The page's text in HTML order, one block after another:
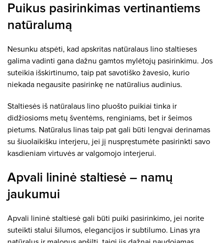
Puikus pasirinkimas vertinantiems
natūralumą
Nesunku atspėti, kad apskritas natūralaus lino staltieses
galima vadinti gana dažnu gamtos mylėtojų pasirinkimu. Jos
suteikia išskirtinumo, taip pat savotiško žavesio, kurio
niekada negausite pasirinkę ne natūralius audinius.
Staltiesės iš natūralaus lino pluošto puikiai tinka ir
didžiosioms metų šventėms, renginiams, bet ir šeimos
pietums. Natūralus linas taip pat gali būti lengvai derinamas
su šiuolaikišku interjeru, jei jį nuspręstumėte pasirinkti savo
kasdieniam virtuvės ar valgomojo interjerui.
Apvali lininė staltiesė – namų
jaukumui
Apvali lininė staltiesė gali būti puiki pasirinkimo, jei norite
suteikti stalui šilumos, elegancijos ir subtilumo. Linas yra